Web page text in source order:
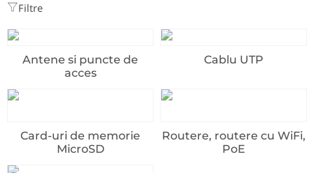
Filtre
Antene si puncte de
acces
Cablu UTP
Card-uri de memorie
MicroSD
Routere, routere cu WiFi,
PoE